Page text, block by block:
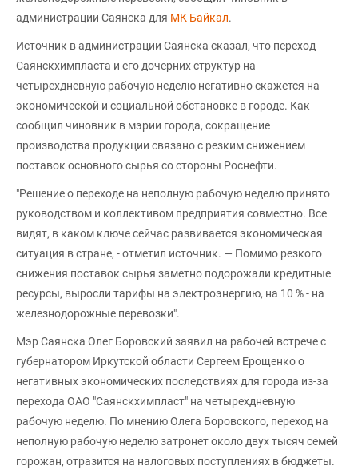
администрации Саянска для МК Байкал.
Источник в администрации Саянска сказал, что переход
Саянскхимпласта и его дочерних структур на
четырехдневную рабочую неделю негативно скажется на
экономической и социальной обстановке в городе. Как
сообщил чиновник в мэрии города, сокращение
производства продукции связано с резким снижением
поставок основного сырья со стороны Роснефти.
"Решение о переходе на неполную рабочую неделю принято
руководством и коллективом предприятия совместно. Все
видят, в каком ключе сейчас развивается экономическая
ситуация в стране, - отметил источник. — Помимо резкого
снижения поставок сырья заметно подорожали кредитные
ресурсы, выросли тарифы на электроэнергию, на 10 % - на
железнодорожные перевозки".
Мэр Саянска Олег Боровский заявил на рабочей встрече с
губернатором Иркутской области Сергеем Ерощенко о
негативных экономических последствиях для города из-за
перехода ОАО "Саянскхимпласт" на четырехдневную
рабочую неделю. По мнению Олега Боровского, переход на
неполную рабочую неделю затронет около двух тысяч семей
горожан, отразится на налоговых поступлениях в бюджеты.